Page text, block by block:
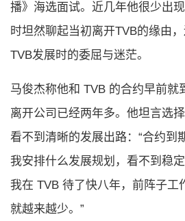
播》海选面试。近几年他很少出
时坦然聊起当初离开TVB的缘由
TVB发展时的委屈与迷茫。
马俊杰称他和 TVB 的合约早前就
离开公司已经两年多。他坦言选
看不到清晰的发展出路：“合约到
我安排什么发展规划，看不到稳
我在 TVB 待了快八年，前阵子工
就越来越少。”